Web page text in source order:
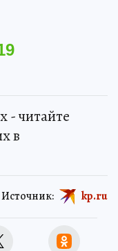
- читайте
в
Источник: kp.ru